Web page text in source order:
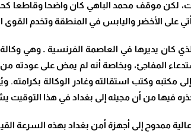
لكن موقف محمد الباهي كان واضحا
على الأخضر واليابس في المنطقة وتخدم القوى
كان يديرها في العاصمة الفرنسية ـ وهي
المفاجئ، وبخاصة أنه لم يمض على عودته
مكتبه وكتب استقالته وغادر الوكالة
فيها من أن مجيئه إلى بغداد في هذا التوقيت
ممدوح إلى أجهزة أمن بغداد بهذه السرعة